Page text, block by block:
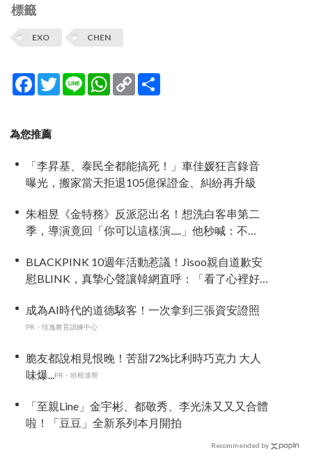
標籤
EXO CHEN
Facebook
TwitterLine WhatsApp
Copy
Link
為您推薦
「李昇基、泰民全都能搞死！」車佳媛狂言錄音
曝光，搬家當天拒退105億保證金、糾紛再升級
朱相昱《金特務》反派惡出名！想洗白客串第二
季，導演竟回「你可以這樣演.....」他秒喊：不
BLACKPINK 10週年活動惹議！Jisoo親自道歉安
慰BLINK，真摯心聲讓韓網直呼：「看了心裡好
成為AI時代的道德駭客！一次拿到三張資安證照
PR・恆逸教育訓練中心
脆友都說相見恨晚！苦甜72%比利時巧克力 大人
味爆...PR・哈根達斯
「至親Line」金宇彬、都敬秀、李光洙又又又合體
啦！「豆豆」全新系列本月開拍
Recommended by